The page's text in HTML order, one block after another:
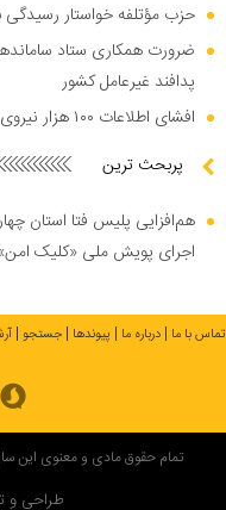
حزب مؤتلفه خواستار
ضرورت همکاری ستاد
پدافند غیرعامل کشور
افشای اطلاعات ۱۰۰ هزار نیروی پلیس در دارک وب
پربحث ترین
هم‌افزایی پلیس فتا استان
اجرای پویش ملی «کلیک
تماس با ما درباره ما پیوندها جستجو
تمام حقوق مادی و معنوی این
طراحی و